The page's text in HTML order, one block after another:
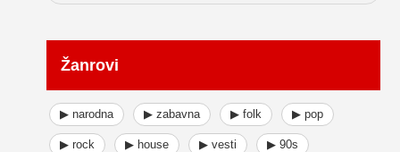
Žanrovi
▶ narodna ▶ zabavna ▶ folk ▶ pop
▶ rock ▶ house ▶ vesti ▶ 90s